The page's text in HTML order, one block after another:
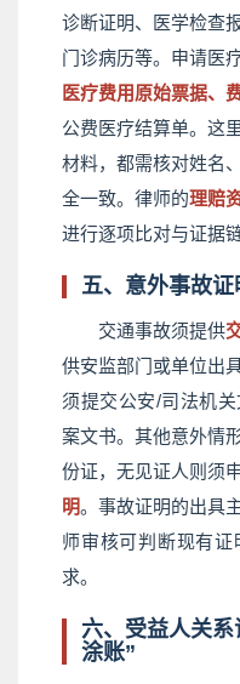
诊断证明、医学检查
门诊病历等。申请医
医疗费用原始票据、
公费医疗结算单。这
材料，都需核对姓名
全一致。律师的理赔
进行逐项比对与证据链
五、意外事故
交通事故须提供
供安监部门或单位出
须提交公安/司法机
案文书。其他意外情
份证，无见证人则须
明。事故证明的出具
师审核可判断现有
求。
六、受益人关
涂账”